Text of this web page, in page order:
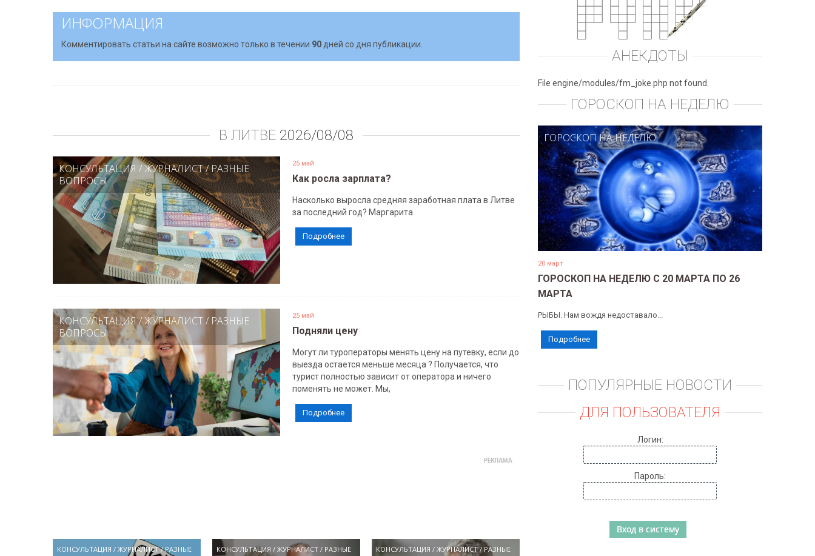
ИНФОРМАЦИЯ
Комментировать статьи на сайте возможно только в течении 90 дней со дня публикации.
В ЛИТВЕ 2026/08/08
КОНСУЛЬТАЦИЯ /ЖУРНАЛИСТ/РАЗНЫЕ
ВОПРОСЫ
25 май
Как росла зарплата?
Насколько выросла средняя заработная плата в Литве
за последний год? Маргарита
Подробнее
КОНСУЛЬТАЦИЯ/ЖУРНАЛИСТ/ РАЗНЫЕ
ВОПРОСЫ
25 май
Подняли цену
Могут ли туроператоры менять цену на путевку, если до
выезда остается меньше месяца ? Получается, что
турист полностью зависит от оператора и ничего
поменять не может. Мы,
Подробнее
КОНСУЛЬТАЦИЯ / ЖУРНАЛИСТ/РАЗНЫЕ
КОНСУЛЬТАЦИЯ /ЖУРНАЛИСТ / РАЗНЫЕ
КОНСУЛЬТАЦИЯ /ЖУРНАЛИСТ/ РАЗНЫЕ
АНЕКДОТЫ
File engine/modules/fm_joke.php not found.
ГОРОСКОП НА НЕДЕЛЮ
ГОРОСКОП НА НЕДЕЛЮ
20 март
ГОРОСКОП НА НЕДЕЛЮ С 20 МАРТА ПО 26
МАРТА
РЫБЫ. Нам вождя недоставало...
Подробнее
ПОПУЛЯРНЫЕ НОВОСТИ
ДЛЯ ПОЛЬЗОВАТЕЛЯ
Логин:
Пароль: